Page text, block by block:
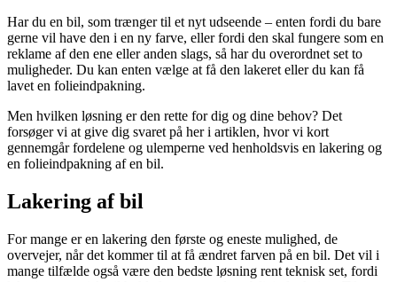
Har du en bil, som trænger til et nyt udseende – enten fordi du bare
gerne vil have den i en ny farve, eller fordi den skal fungere som en
reklame af den ene eller anden slags, så har du overordnet set to
muligheder. Du kan enten vælge at få den lakeret eller du kan få
lavet en folieindpakning.
Men hvilken løsning er den rette for dig og dine behov? Det
forsøger vi at give dig svaret på her i artiklen, hvor vi kort
gennemgår fordelene og ulemperne ved henholdsvis en lakering og
en folieindpakning af en bil.
Lakering af bil
For mange er en lakering den første og eneste mulighed, de
overvejer, når det kommer til at få ændret farven på en bil. Det vil i
mange tilfælde også være den bedste løsning rent teknisk set, fordi